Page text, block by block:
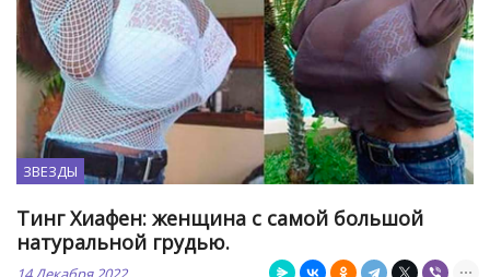
ЗВЕЗДЫ
Тинг Хиафен: женщина с самой большой
натуральной грудью.